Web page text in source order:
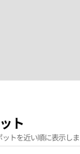
ト
トを近い順に表示し